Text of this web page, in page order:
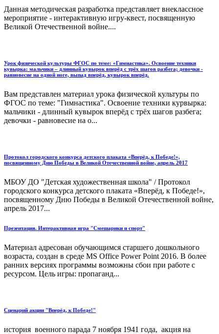
Данная методическая разработка представляет внеклассное
мероприятие - интерактивную игру-квест, посвященную
Великой Отечественной войне....
Урок физической культуры ФГОС по теме: «Гимнастика». Освоение техники
кувырка: мальчики – длинный кувырок вперёд с трёх шагов разбега; девочки -
равновесие на одной ноге, выпад вперёд, кувырок вперёд.
Вам представлен материал урока физической культуры по
ФГОС по теме: "Гимнастика". Освоение техники курвырка:
мальчики - длинный кувырок вперёд с трёх шагов разбега;
девочки - равновесие на о...
Протокол городского конкурса детского плаката «Вперёд, к Победе!»,
посвященному Дню Победы в Великой Отечественной войне, апрель 2017
МБОУ ДО "Детская художественная школа" / Протокол
городского конкурса детского плаката «Вперёд, к Победе!»,
посвященному Дню Победы в Великой Отечественной войне,
апрель 2017...
Презентация. Интерактивная игра "Смешарики и спорт"
Материал адресован обучающимся старшего дошкольного
возраста, создан в среде MS Office Power Point 2016. В более
ранних версиях программы возможны сбои при работе с
ресурсом. Цель игры: пропаганд...
Сценарий акции "Вперёд, к Победе!"
история военного парада 7 ноября 1941 года, акция на